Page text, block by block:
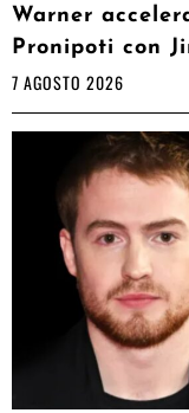
Warner
Pronipoti con
7 AGOSTO 2026